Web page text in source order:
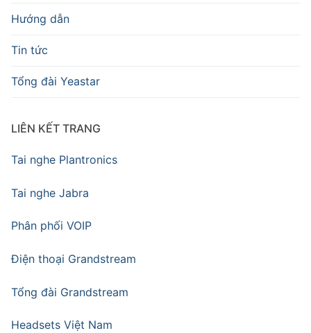
Hướng dẫn
Tin tức
Tổng đài Yeastar
LIÊN KẾT TRANG
Tai nghe Plantronics
Tai nghe Jabra
Phân phối VOIP
Điện thoại Grandstream
Tổng đài Grandstream
Headsets Việt Nam